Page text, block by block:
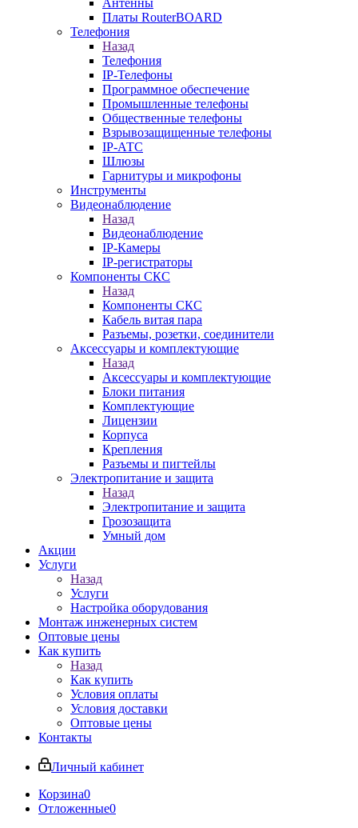
Антенны
Платы RouterBOARD
Телефония
Назад
Телефония
IP-Телефоны
Программное обеспечение
Промышленные телефоны
Общественные телефоны
Взрывозащищенные телефоны
IP-АТС
Шлюзы
Гарнитуры и микрофоны
Инструменты
Видеонаблюдение
Назад
Видеонаблюдение
IP-Камеры
IP-регистраторы
Компоненты СКС
Назад
Компоненты СКС
Кабель витая пара
Разъемы, розетки, соединители
Аксессуары и комплектующие
Назад
Аксессуары и комплектующие
Блоки питания
Комплектующие
Лицензии
Корпуса
Крепления
Разъемы и пигтейлы
Электропитание и защита
Назад
Электропитание и защита
Грозозащита
Умный дом
Акции
Услуги
Назад
Услуги
Настройка оборудования
Монтаж инженерных систем
Оптовые цены
Как купить
Назад
Как купить
Условия оплаты
Условия доставки
Оптовые цены
Контакты
Личный кабинет
Корзина0
Отложенные0